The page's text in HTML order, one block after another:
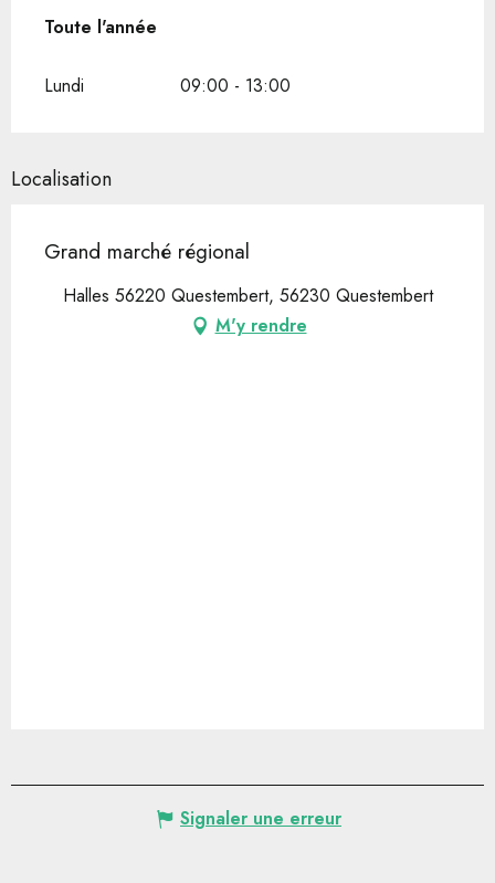
Toute l'année
Toute l'année
Lundi 09:00 - 13:00
Localisation
Grand marché régional
Halles 56220 Questembert, 56230 Questembert
M'y rendre
Signaler une erreur